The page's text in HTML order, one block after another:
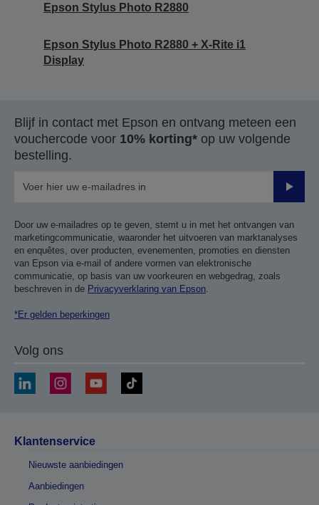
Epson Stylus Photo R2880
Epson Stylus Photo R2880 + X-Rite i1
Display
Blijf in contact met Epson en ontvang meteen een
vouchercode voor 10% korting* op uw volgende
bestelling.
Door uw e-mailadres op te geven, stemt u in met het ontvangen van
marketingcommunicatie, waaronder het uitvoeren van marktanalyses
en enquêtes, over producten, evenementen, promoties en diensten
van Epson via e-mail of andere vormen van elektronische
communicatie, op basis van uw voorkeuren en webgedrag, zoals
beschreven in de Privacyverklaring van Epson
*Er gelden beperkingen
Volg ons
Klantenservice
Nieuwste aanbiedingen
Aanbiedingen